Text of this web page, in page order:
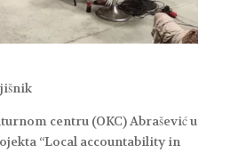
centru (OKC) Abrašević u
“Local accountability in